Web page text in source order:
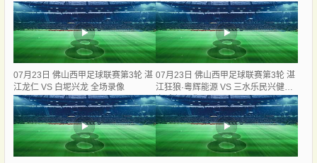
像
07月23日 佛山西甲足球联赛第3轮 湛
江龙仁 VS 白坭兴龙 全场录像
07月23日 佛山西甲足球联赛第3轮 湛
江狂狼·粵辉能源 VS 三水乐民兴健力
宝 全场录像